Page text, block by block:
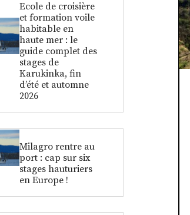
Ecole de croisière
et formation voile
habitable en
haute mer : le
guide complet des
stages de
Karukinka, fin
d’été et automne
2026
Milagro rentre au
port : cap sur six
stages hauturiers
en Europe !